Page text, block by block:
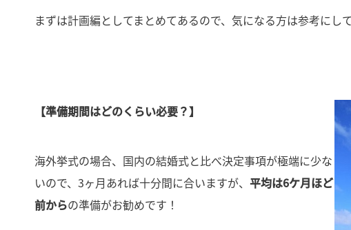
まずは計画編としてまとめてあるので、気になる方は参考にし
【準備期間はどのくらい必要？】
海外挙式の場合、国内の結婚式と比べ決定事項が極端に少な
いので、3ヶ月あれば十分間に合いますが、 平均は6ケ月ほど
前からの準備がお勧めです！